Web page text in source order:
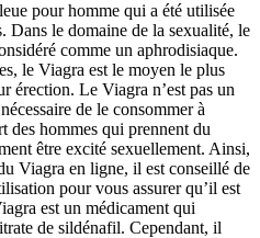
pour homme qui a été utilisée
Dans le domaine de la sexualité, le
comme un aphrodisiaque.
le Viagra est le moyen le plus
érection. Le Viagra n’est pas un
de le consommer à
des hommes qui prennent du
être excité sexuellement. Ainsi,
Viagra en ligne, il est conseillé de
pour vous assurer qu’il est
est un médicament qui
de sildénafil. Cependant, il